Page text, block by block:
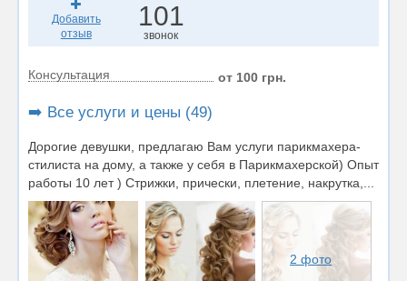
Добавить
отзыв
101
звонок
Консультация от 100 грн.
➡️ Все услуги и цены (49)
Дорогие девушки, предлагаю Вам услуги парикмахера-
стилиста на дому, а также у себя в Парикмахерской) Опыт
работы 10 лет ) Стрижки, прически, плетение, накрутка,...
2 фото